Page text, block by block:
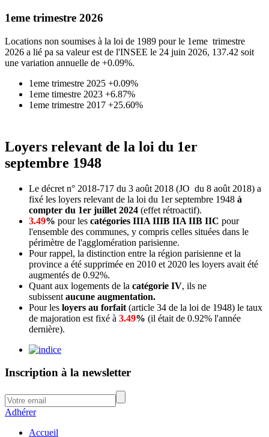
1eme trimestre 2026
Locations non soumises à la loi de 1989 pour le 1eme trimestre
2026 a lié pa sa valeur est de l'INSEE le 24 juin 2026, 137.42 soit
une variation annuelle de +0.09%.
1eme trimestre 2025 +0.09%
1eme timestre 2023 +6.87%
1eme trimestre 2017 +25.60%
Loyers relevant de la loi du 1er
septembre 1948
Le décret n° 2018-717 du 3 août 2018 (JO du 8 août 2018) a
fixé les loyers relevant de la loi du 1er septembre 1948 à
compter du 1er juillet 2024 (effet rétroactif).
3.49% pour les catégories IIIA IIIB IIA IIB IIC pour
l'ensemble des communes, y compris celles situées dans le
périmètre de l'agglomération parisienne.
Pour rappel, la distinction entre la région parisienne et la
province a été supprimée en 2010 et 2020 les loyers avait été
augmentés de 0.92%.
Quant aux logements de la catégorie IV, ils ne
subissent aucune augmentation.
Pour les loyers au forfait (article 34 de la loi de 1948) le taux
de majoration est fixé à 3.49% (il était de 0.92% l'année
dernière).
Inscription à la newsletter
Adhérer
Accueil